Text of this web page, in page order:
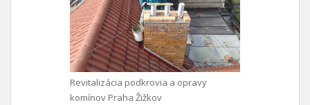
Revitalizácia podkrovia a opravy
komínov Praha Žižkov